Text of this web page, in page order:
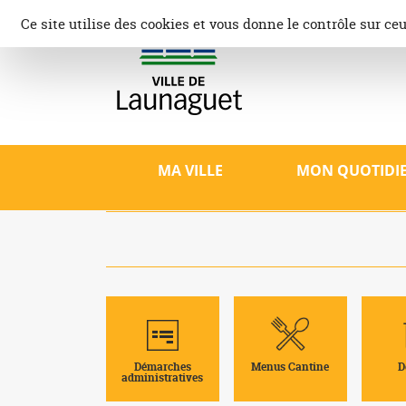
contenu
Site
MA VILLE MON
Démarches
administratives
Menus Cantine
Ce site utilise des cookies et vous donne le contrôle sur